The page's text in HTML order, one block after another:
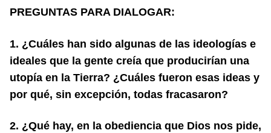
PREGUNTAS PARA DIALOGAR:
1. ¿Cuáles han sido algunas de las ideologías e
ideales que la gente creía que producirían una
utopía en la Tierra? ¿Cuáles fueron esas ideas y
por qué, sin excepción, todas fracasaron?
2. ¿Qué hay, en la obediencia que Dios nos pide,